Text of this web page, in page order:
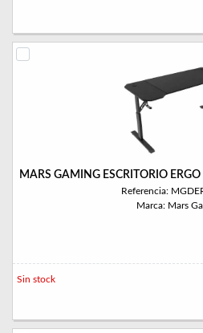
MARS GAMING ESCRITORIO
Referencia:
Marca: Mars
Sin stock